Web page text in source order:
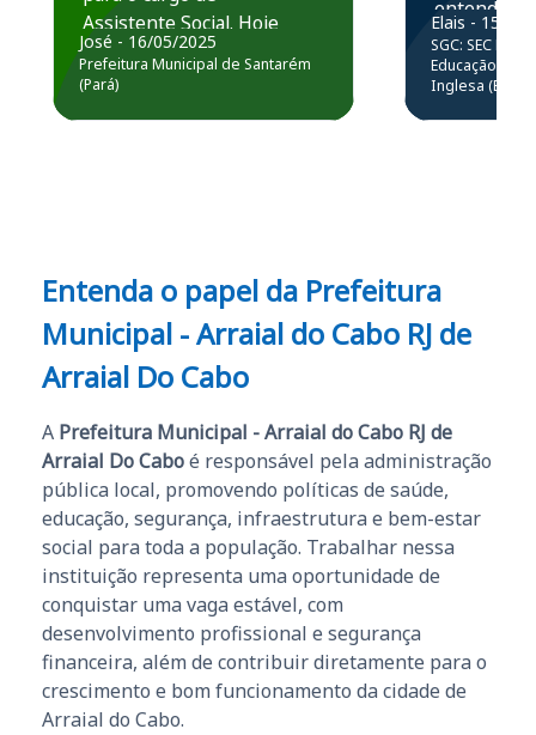
Assistente Social. Hoje
estou atuando na
Prefeitura de Santarém.
José - 16/05/2025
Prefeitura Municipal de Santarém
(Pará)
entender e
prática
resolução
questões.”
Elais - 15/07/
SGC: SEC BA
Educação
Inglesa (Edital
Entenda o papel da Prefeitura
Municipal - Arraial do Cabo RJ de
Arraial Do Cabo
A Prefeitura Municipal - Arraial do Cabo RJ de
Arraial Do Caboé responsável pela administração
pública local, promovendo políticas de saúde,
educação, segurança, infraestrutura e bem-estar
social para toda a população. Trabalhar nessa
instituição representa uma oportunidade de
conquistar uma vaga estável, com
desenvolvimento profissional e segurança
financeira, além de contribuir diretamente para o
crescimento e bom funcionamento da cidade de
Arraial do Cabo.